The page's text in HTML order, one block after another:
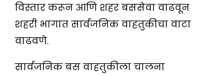
विस्तार करून आणि शहर बससेवा वाढवून
शहरी भागात सार्वजनिक वाहतुकीचा वाटा
वाढवणे.
सार्वजनिक बस वाहतुकीला चालना